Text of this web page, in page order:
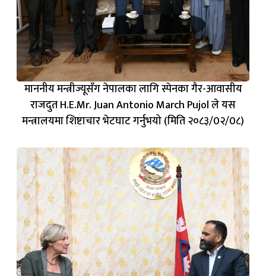
माननीय मन्त्रीज्यूसँग नेपालका लागि स्पेनका गैर-आवासीय
राजदुत H.E.Mr. Juan Antonio March Pujol ले यस
मन्त्रालयमा शिष्टाचार भेटघाट गर्नुभयो (मिति २०८३/0२/0८)